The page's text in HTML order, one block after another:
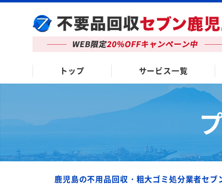
トップ サービス一覧
鹿児島の不用品回収・粗大ゴミ処分業者セブ